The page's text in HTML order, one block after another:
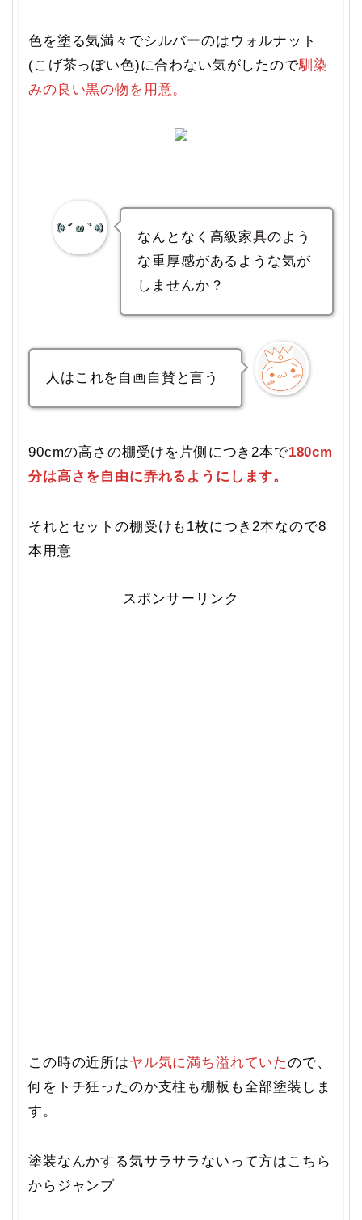
色を塗る気満々でシルバーのはウォルナット
(こげ茶っぽい色)に合わない気がしたので馴染
みの良い黒の物を用意。
なんとなく高級家具のよう
な重厚感があるような気が
しませんか？
人はこれを自画自賛と言う
90cmの高さの棚受けを片側につき2本で180cm
分は高さを自由に弄れるようにします。
それとセットの棚受けも1枚につき2本なので8
本用意
スポンサーリンク
この時の近所はヤル気に満ち溢れていたので、
何をトチ狂ったのか支柱も棚板も全部塗装しま
す。
塗装なんかする気サラサラないって方はこちら
からジャンプ